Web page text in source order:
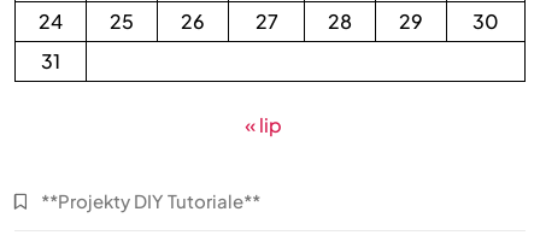
24
25 26 27 28 29
30
31
« lip
**Projekty DIY Tutoriale**